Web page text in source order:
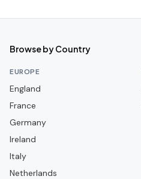
Bilbao Athletic
CA Osasuna
CD Arenteiro
Browse by Country
EUROPE
England
France
Germany
Ireland
Italy
Netherlands